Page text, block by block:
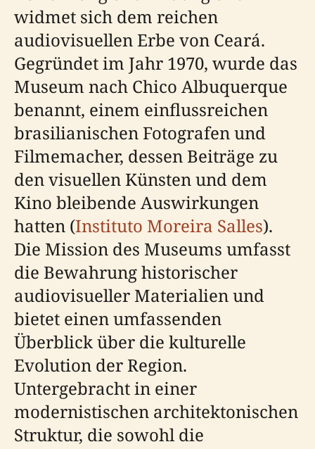
widmet sich dem reichen
audiovisuellen Erbe von Ceará.
Gegründet im Jahr 1970, wurde das
Museum nach Chico Albuquerque
benannt, einem einflussreichen
brasilianischen Fotografen und
Filmemacher, dessen Beiträge zu
den visuellen Künsten und dem
Kino bleibende Auswirkungen
hatten (Instituto Moreira Salles).
Die Mission des Museums umfasst
die Bewahrung historischer
audiovisueller Materialien und
bietet einen umfassenden
Überblick über die kulturelle
Evolution der Region.
Untergebracht in einer
modernistischen architektonischen
Struktur, die sowohl die